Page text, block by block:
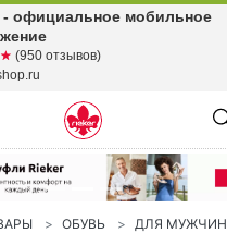
ОБУВЬ ДЛЯ МУЖЧИН
- официальное мобильное
(950 отзывов)